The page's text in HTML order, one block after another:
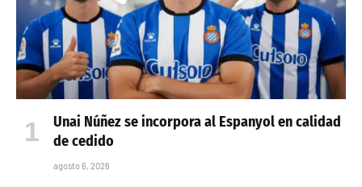
Unai Núñez se incorpora al Espanyol en calidad
de cedido
agosto 6, 2026